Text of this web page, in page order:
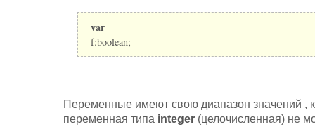
var
f:boolean;
Переменные имеют свою диапазон значений ,
переменная типа integer (целочисленная) не